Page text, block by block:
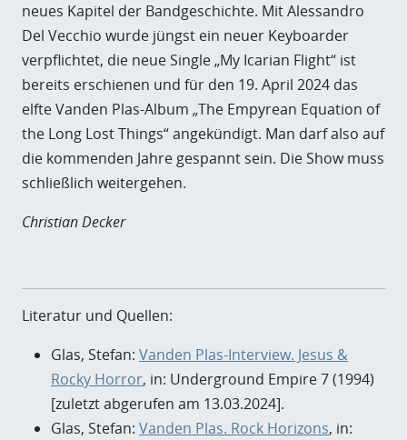
neues Kapitel der Bandgeschichte. Mit Alessandro
Del Vecchio wurde jüngst ein neuer Keyboarder
verpflichtet, die neue Single „My Icarian Flight“ ist
bereits erschienen und für den 19. April 2024 das
elfte Vanden Plas-Album „The Empyrean Equation of
the Long Lost Things“ angekündigt. Man darf also auf
die kommenden Jahre gespannt sein. Die Show muss
schließlich weitergehen.
Christian Decker
Literatur und Quellen:
Glas, Stefan: Vanden Plas-Interview. Jesus &
Rocky Horror, in: Underground Empire 7 (1994)
[zuletzt abgerufen am 13.03.2024].
Glas, Stefan: Vanden Plas. Rock Horizons, in: